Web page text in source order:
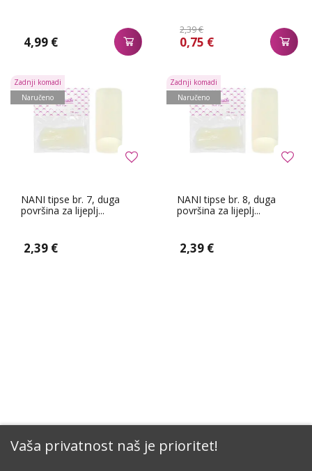
Vaša privatnost naš je prioritet!
4,99 €
2,39 €
0,75 €
NANI tipse br. 7, duga
površina za lijeplj...
2,39 €
Zadnji komadi
Naručeno
NANI tipse br. 8, duga
površina za lijeplj...
2,39 €
Zadnji komadi
Naručeno